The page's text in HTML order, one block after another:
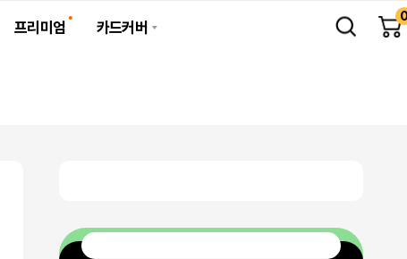
프리미엄 카드커버